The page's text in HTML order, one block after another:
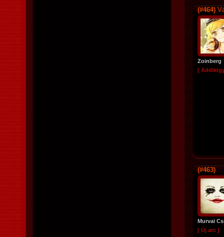
(#464)
Zoinberg
[
(#463)
Murvai
[ Új arc ]